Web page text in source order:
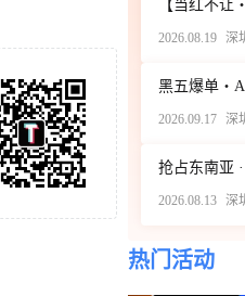
万单带动平价
3天前
计划
3天前
索GMV同比增
3天前
3天前
2026.08.19 深
2026.09.17 深
2026.08.13 深
热门活动